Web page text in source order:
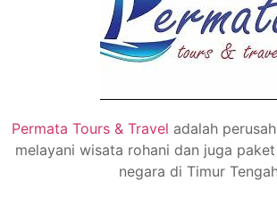
Permata Tours & Travel adalah
melayani wisata rohani dan juga
negara di Timur